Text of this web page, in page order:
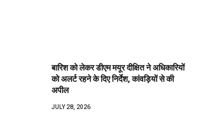
बारिश को लेकर डीएम मयूर दीक्षित ने अधिकारियों
को अलर्ट रहने के दिए निर्देश, कांवड़ियों से की
अपील
JULY 28, 2026